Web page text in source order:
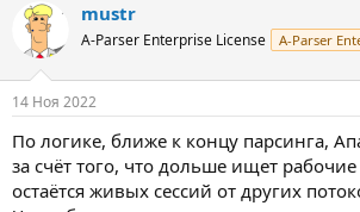
mustr
A-Parser Enterprise License A-Parser
14 Ноя 2022
По логике, ближе к концу парсинга,
за счёт того, что дольше ищет
остаётся живых сессий от других